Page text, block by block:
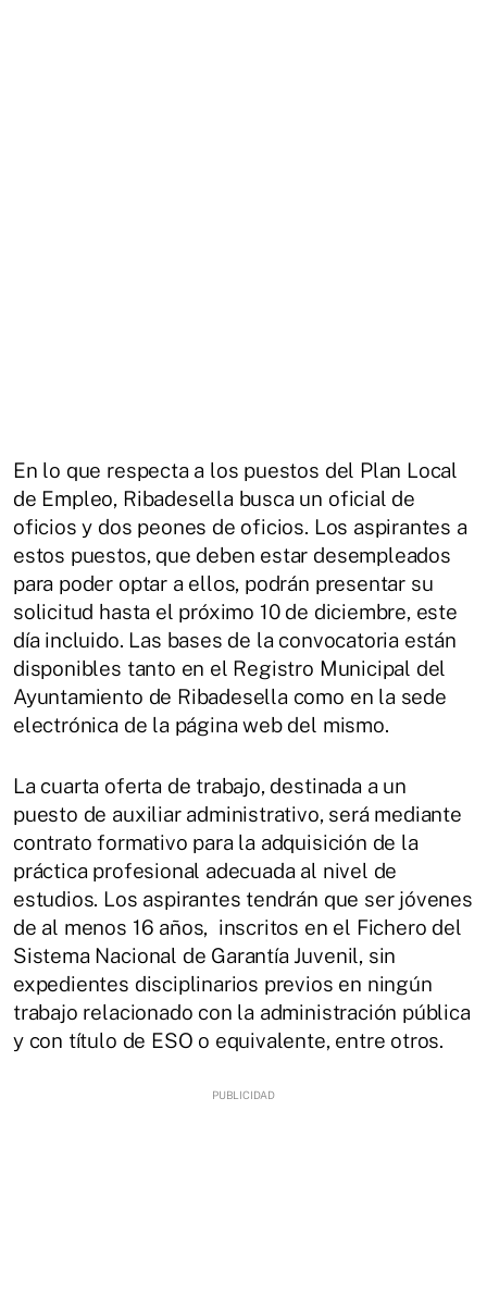
En lo que respecta a los puestos del Plan Local
de Empleo, Ribadesella busca un oficial de
oficios y dos peones de oficios. Los aspirantes a
estos puestos, que deben estar desempleados
para poder optar a ellos, podrán presentar su
solicitud hasta el próximo 10 de diciembre, este
día incluido. Las bases de la convocatoria están
disponibles tanto en el Registro Municipal del
Ayuntamiento de Ribadesella como en la sede
electrónica de la página web del mismo.
La cuarta oferta de trabajo, destinada a un
puesto de auxiliar administrativo, será mediante
contrato formativo para la adquisición de la
práctica profesional adecuada al nivel de
estudios. Los aspirantes tendrán que ser jóvenes
de al menos 16 años, inscritos en el Fichero del
Sistema Nacional de Garantía Juvenil, sin
expedientes disciplinarios previos en ningún
trabajo relacionado con la administración pública
y con título de ESO o equivalente, entre otros.